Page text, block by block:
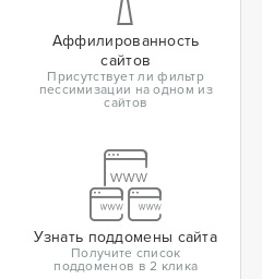
Аффилированность
сайтов
Присутствует ли фильтр
пессимизации на одном из
сайтов
Узнать поддомены сайта
Получите список
поддоменов в 2 клика